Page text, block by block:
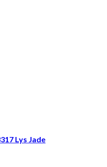
Lys Jade